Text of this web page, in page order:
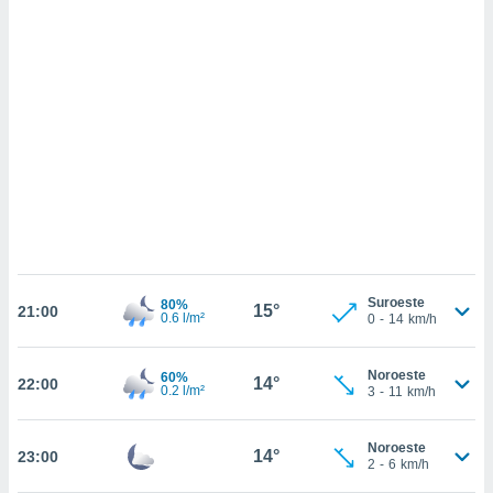
aceptar
de
sitio
21:00
80%
0.6 l/m²
15°
Suroeste
0 - 14 km/h
22:00
60%
0.2 l/m²
14°
Noroeste
3 - 11 km/h
23:00 14°
Noroeste
2 - 6 km/h